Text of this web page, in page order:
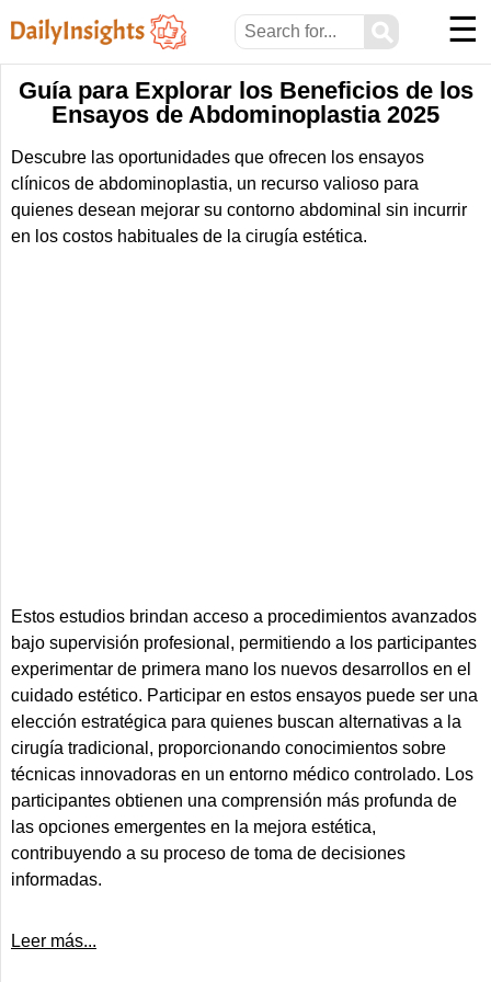
⚲ ☰
Guía para Explorar los Beneficios de los
Ensayos de Abdominoplastia 2025
Descubre las oportunidades que ofrecen los ensayos
clínicos de abdominoplastia, un recurso valioso para
quienes desean mejorar su contorno abdominal sin incurrir
en los costos habituales de la cirugía estética.
Estos estudios brindan acceso a procedimientos avanzados
bajo supervisión profesional, permitiendo a los participantes
experimentar de primera mano los nuevos desarrollos en el
cuidado estético. Participar en estos ensayos puede ser una
elección estratégica para quienes buscan alternativas a la
cirugía tradicional, proporcionando conocimientos sobre
técnicas innovadoras en un entorno médico controlado. Los
participantes obtienen una comprensión más profunda de
las opciones emergentes en la mejora estética,
contribuyendo a su proceso de toma de decisiones
informadas.
Leer más...